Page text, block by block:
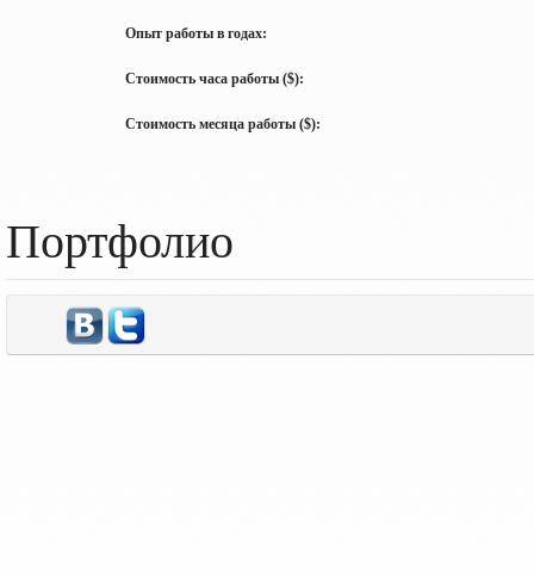
Опыт работы в годах:
Стоимость часа работы ($):
Стоимость месяца работы ($):
Портфолио